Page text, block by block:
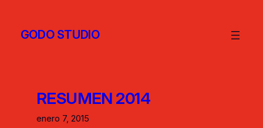
GODO STUDIO
RESUMEN 2014
enero 7, 2015